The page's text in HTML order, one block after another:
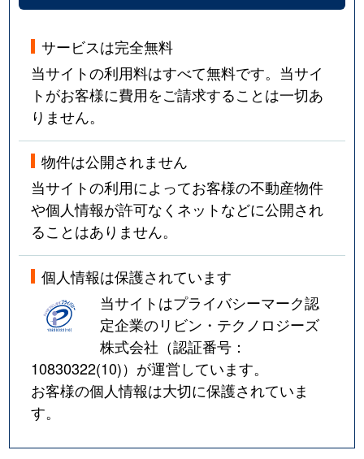
サービスは完全無料
当サイトの利用料はすべて無料です。当サイ
トがお客様に費用をご請求することは一切あ
りません。
物件は公開されません
当サイトの利用によってお客様の不動産物件
や個人情報が許可なくネットなどに公開され
ることはありません。
個人情報は保護されています
当サイトはプライバシーマーク認
定企業のリビン・テクノロジーズ
株式会社（認証番号：
10830322(10)）が運営しています。
お客様の個人情報は大切に保護されていま
す。